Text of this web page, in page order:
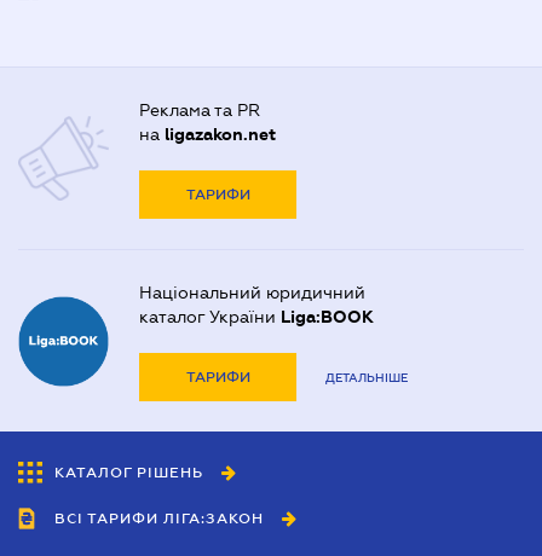
Реклама та PR
на ligazakon.net
ТАРИФИ
Національний юридичний
каталог України Liga:BOOK
ТАРИФИ ДЕТАЛЬНІШЕ
КАТАЛОГ РІШЕНЬ
ВСІ ТАРИФИ ЛІГА:ЗАКОН